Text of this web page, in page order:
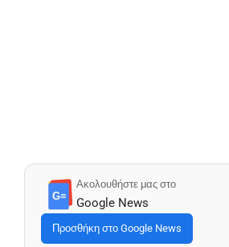
G≡
Ακολουθήστε μας στο
Google News
Προσθήκη στο Google News